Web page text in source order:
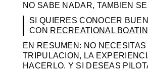
NO SABE NADAR, TAMBIEN
SI QUIERES CONOCER
CON RECREATIONAL
EN RESUMEN: NO
TRIPULACION, LA
HACERLO. Y SI DESEAS